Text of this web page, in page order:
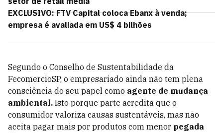
EXCLUSIVO: FTV Capital coloca Ebanx à venda;
empresa é avaliada em US$ 4 bilhões
Segundo o Conselho de Sustentabilidade da
FecomercioSP, o empresariado ainda não tem plena
consciência do seu papel como agente de mudança
ambiental. Isto porque parte acredita que o
consumidor valoriza causas sustentáveis, mas não
aceita pagar mais por produtos com menor pegada